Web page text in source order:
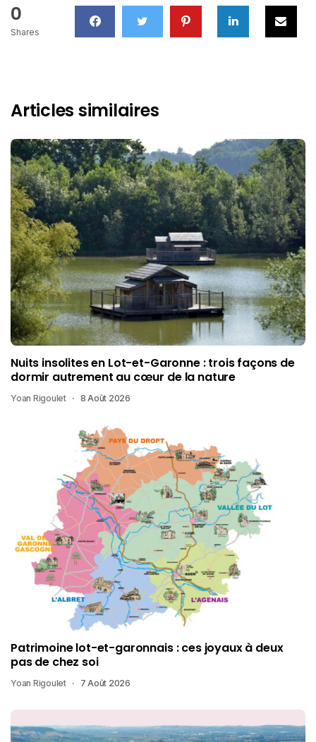
0
Shares
Articles similaires
Nuits insolites en Lot-et-Garonne : trois façons de
dormir autrement au cœur de la nature
Yoan Rigoulet 8 Août 2026
Patrimoine lot-et-garonnais : ces joyaux à deux
pas de chez soi
Yoan Rigoulet 7 Août 2026